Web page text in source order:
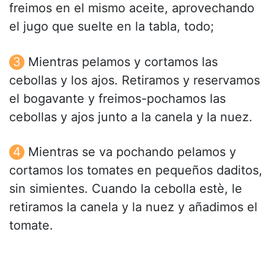
freimos en el mismo aceite, aprovechando
el jugo que suelte en la tabla, todo;
Mientras pelamos y cortamos las
cebollas y los ajos. Retiramos y reservamos
el bogavante y freimos-pochamos las
cebollas y ajos junto a la canela y la nuez.
Mientras se va pochando pelamos y
cortamos los tomates en pequeños daditos,
sin simientes. Cuando la cebolla estè, le
retiramos la canela y la nuez y añadimos el
tomate.